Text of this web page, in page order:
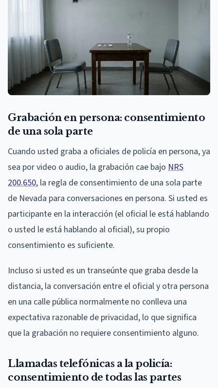
Grabación en persona: consentimiento
de una sola parte
Cuando usted graba a oficiales de policía en persona, ya
sea por video o audio, la grabación cae bajo NRS
200.650, la regla de consentimiento de una sola parte
de Nevada para conversaciones en persona. Si usted es
participante en la interacción (el oficial le está hablando
o usted le está hablando al oficial), su propio
consentimiento es suficiente.
Incluso si usted es un transeúnte que graba desde la
distancia, la conversación entre el oficial y otra persona
en una calle pública normalmente no conlleva una
expectativa razonable de privacidad, lo que significa
que la grabación no requiere consentimiento alguno.
Llamadas telefónicas a la policía:
consentimiento de todas las partes